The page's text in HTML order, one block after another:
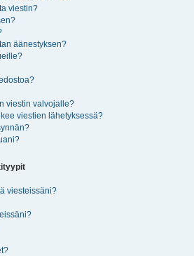
viestin?
äänestyksen?
viestin valvojalle?
viestien lähetyksessä?
viesteissäni?